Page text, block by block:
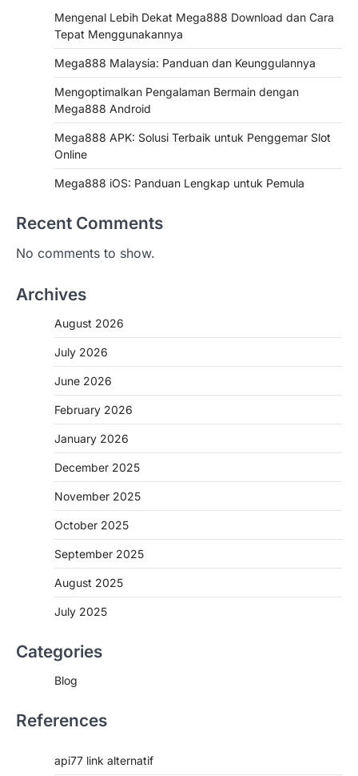
Mengenal Lebih Dekat Mega888 Download dan Cara
Tepat Menggunakannya
Mega888 Malaysia: Panduan dan Keunggulannya
Mengoptimalkan Pengalaman Bermain dengan
Mega888 Android
Mega888 APK: Solusi Terbaik untuk Penggemar Slot
Online
Mega888 iOS: Panduan Lengkap untuk Pemula
Recent Comments
No comments to show.
Archives
August 2026
July 2026
June 2026
February 2026
January 2026
December 2025
November 2025
October 2025
September 2025
August 2025
July 2025
Categories
Blog
References
api77 link alternatif